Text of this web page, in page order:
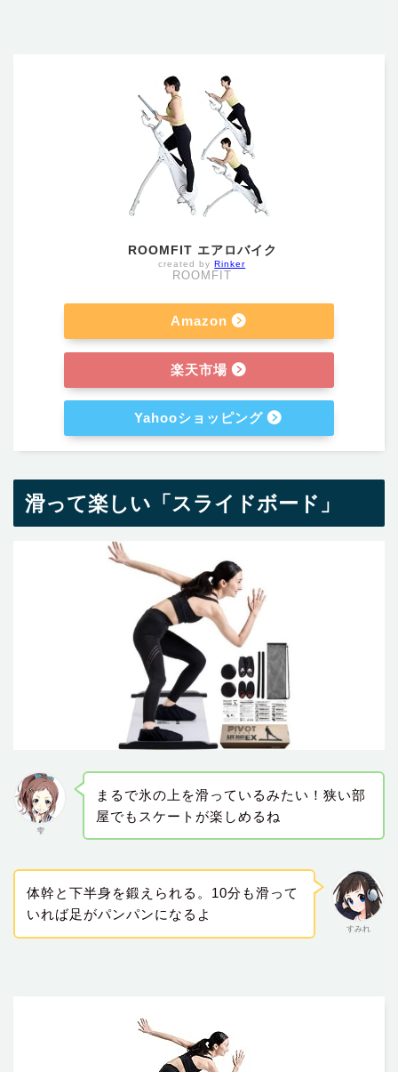
ROOMFIT エアロバイク
created byRinker
ROOMFIT
Amazon
楽天市場
Yahooショッピング
滑って楽しい「スライドボード」
雫
まるで氷の上を滑っているみたい！狭い部
屋でもスケートが楽しめるね
すみれ
体幹と下半身を鍛えられる。10分も滑って
いれば足がパンパンになるよ